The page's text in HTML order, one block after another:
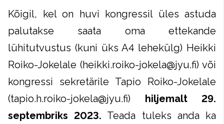
Kõigil, kel on huvi kongressil üles astuda
palutakse saata oma ettekande
lühitutvustus (kuni üks A4 lehekülg) Heikki
Roiko-Jokelale (heikki.roiko-jokela@jyu.fi) või
kongressi sekretärile Tapio Roiko-Jokelale
(tapio.h.roiko-jokela@jyu.fi) hiljemalt 29.
septembriks 2023. Teada tuleks anda ka